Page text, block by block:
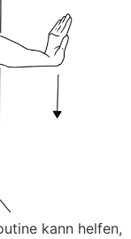
kann helfen,